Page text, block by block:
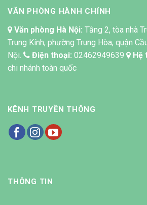
VĂN PHÒNG HÀNH CHÍNH
Văn phòng Hà Nội: Tầng 2, tòa nhà
Trung Kính, phường Trung Hòa, quận
Nội.
Điện thoại: 02462949639 Hệ
chi nhánh toàn quốc
KÊNH TRUYỀN THÔNG
THÔNG TIN